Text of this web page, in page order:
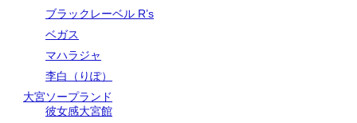
ブラックレーベル R’s
ベガス
マハラジャ
李白（りぽ）
大宮ソープランド
彼女感大宮館